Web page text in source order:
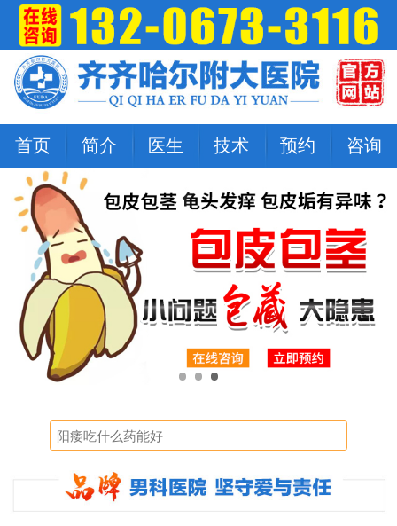
首页 简介 医生 技术 预约 咨询